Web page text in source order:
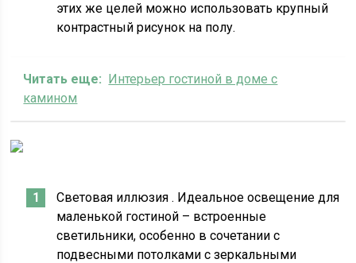
этих же целей можно использовать крупный
контрастный рисунок на полу.
Читать еще: Интерьер гостиной в доме с
камином
Световая иллюзия . Идеальное освещение для
маленькой гостиной – встроенные
светильники, особенно в сочетании с
подвесными потолками с зеркальными